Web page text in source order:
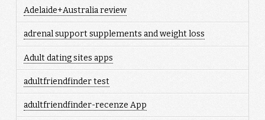
Adelaide+Australia review
adrenal support supplements and weight loss
Adult dating sites apps
adultfriendfinder test
adultfriendfinder-recenze App